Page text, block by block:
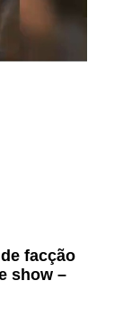
facção
show –